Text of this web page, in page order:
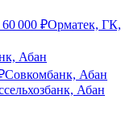
60 000 ₽Орматек, ГК,
Абан
Совкомбанк, Абан
Абан